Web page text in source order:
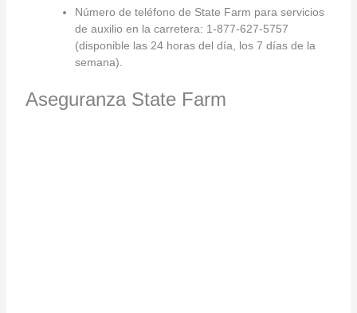
Número de teléfono de State Farm para servicios
de auxilio en la carretera: 1-877-627-5757
(disponible las 24 horas del día, los 7 días de la
semana).
Aseguranza State Farm